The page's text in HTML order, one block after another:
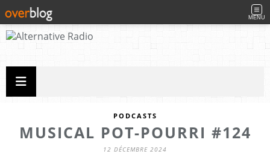
MENU
PODCASTS
MUSICAL POT-POURRI #124
12 DÉCEMBRE 2024